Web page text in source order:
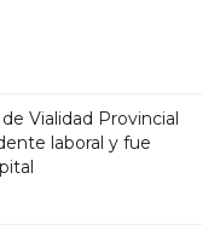
Vialidad Provincial
laboral y fue